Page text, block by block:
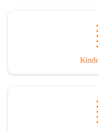
Thörl, Kapfenberg,
Eisenerz, Vordernberg
Bruck-